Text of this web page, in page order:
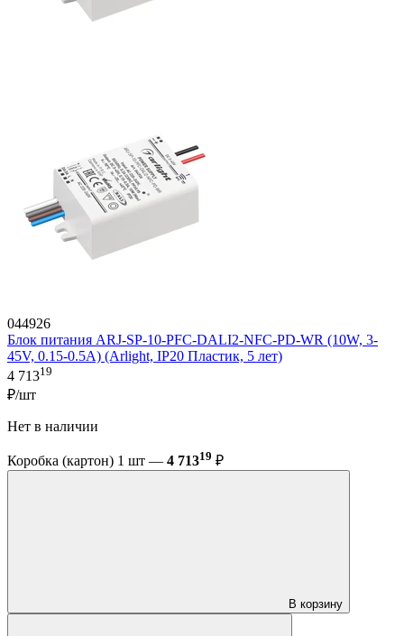
044926
Блок питания ARJ-SP-10-PFC-DALI2-NFC-PD-WR (10W, 3-
45V, 0.15-0.5A) (Arlight, IP20 Пластик, 5 лет)
4 71319
₽/шт
Нет в наличии
Коробка (картон) 1 шт — 4 71319 ₽
В корзину